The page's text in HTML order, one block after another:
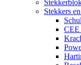
Stekkers
CEE